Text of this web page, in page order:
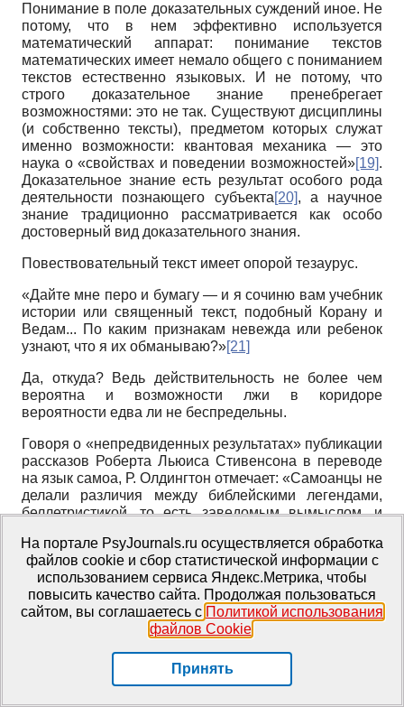
Понимание в поле доказательных суждений иное. Не
потому, что в нем эффективно используется
математический аппарат: понимание текстов
математических имеет немало общего с пониманием
текстов естественно языковых. И не потому, что
строго доказательное знание пренебрегает
возможностями: это не так. Существуют дисциплины
(и собственно тексты), предметом которых служат
именно возможности: квантовая механика — это
наука о «свойствах и поведении возможностей»[19].
Доказательное знание есть результат особого рода
деятельности познающего субъекта[20], а научное
знание традиционно рассматривается как особо
достоверный вид доказательного знания.
Повествовательный текст имеет опорой тезаурус.
«Дайте мне перо и бумагу — и я сочиню вам учебник
истории или священный текст, подобный Корану и
Ведам... По каким признакам невежда или ребенок
узнают, что я их обманываю?»[21]
Да, откуда? Ведь действительность не более чем
вероятна и возможности лжи в коридоре
вероятности едва ли не беспредельны.
Говоря о «непредвиденных результатах» публикации
рассказов Роберта Льюиса Стивенсона в переводе
на язык самоа, Р. Олдингтон отмечает: «Самоанцы не
делали различия между библейскими легендами,
беллетристикой, то есть заведомым вымыслом, и
берта. — А.Б.) не поверил, что капитан Кук
существовал на свете, поскольку о нем не
упоминалось в Библии»[22]. Для короля было
реально в прошлом только то, о чем повествуется.
Реальности нарративного, повествовательного поля
неистребимы, как неистребимо понимание, как
неразрушима его структура.
Повествовательная форма глубоко специфична: она
На портале PsyJournals.ru осуществляется обработка
файлов cookie и сбор статистической информации с
использованием сервиса Яндекс.Метрика, чтобы
повысить качество сайта. Продолжая пользоваться
сайтом, вы соглашаетесь с Политикой использования
файлов Cookie.
Принять